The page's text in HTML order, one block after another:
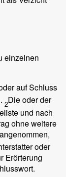
einzelnen
auf Schluss
2Die oder der
und nach
ohne weitere
oder
Erörterung